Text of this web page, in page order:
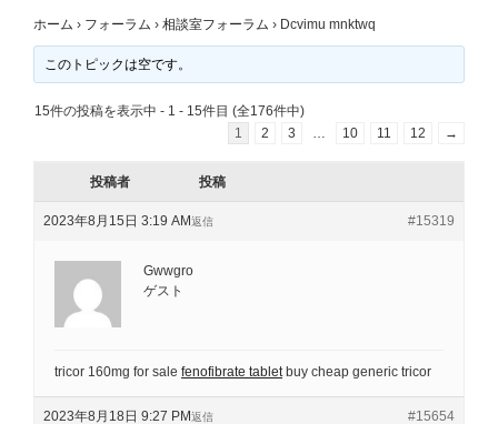
ホーム › フォーラム › 相談室フォーラム › Dcvimu mnktwq
このトピックは空です。
15件の投稿を表示中 - 1 - 15件目 (全176件中)
1
2 3 10 11 12 →
投稿者 投稿
2023年8月15日 3:19 AM #15319
返信
Gwwgro
ゲスト
tricor 160mg for sale fenofibrate tabletbuy cheap generic tricor
2023年8月18日 9:27 PM #15654
返信